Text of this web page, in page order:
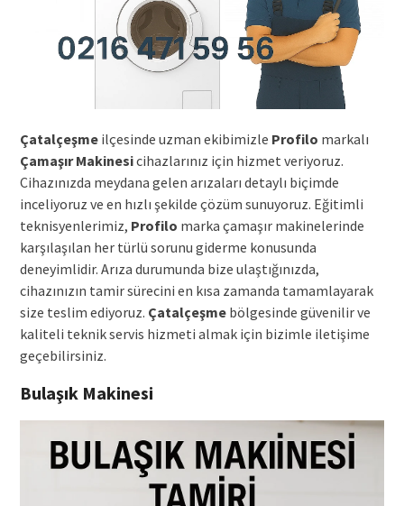
Çatalçeşmeilçesinde uzman ekibimizle Profilo markalı
Çamaşır Makinesicihazlarınız için hizmet veriyoruz.
Cihazınızda meydana gelen arızaları detaylı biçimde
inceliyoruz ve en hızlı şekilde çözüm sunuyoruz. Eğitimli
teknisyenlerimiz, Profilo marka çamaşır makinelerinde
karşılaşılan her türlü sorunu giderme konusunda
deneyimlidir. Arıza durumunda bize ulaştığınızda,
cihazınızın tamir sürecini en kısa zamanda tamamlayarak
size teslim ediyoruz. Çatalçeşmebölgesinde güvenilir ve
kaliteli teknik servis hizmeti almak için bizimle iletişime
geçebilirsiniz.
Bulaşık Makinesi